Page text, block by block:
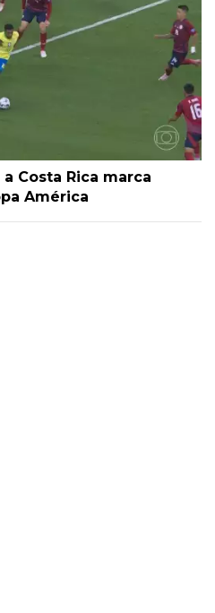
Costa Rica marca
América